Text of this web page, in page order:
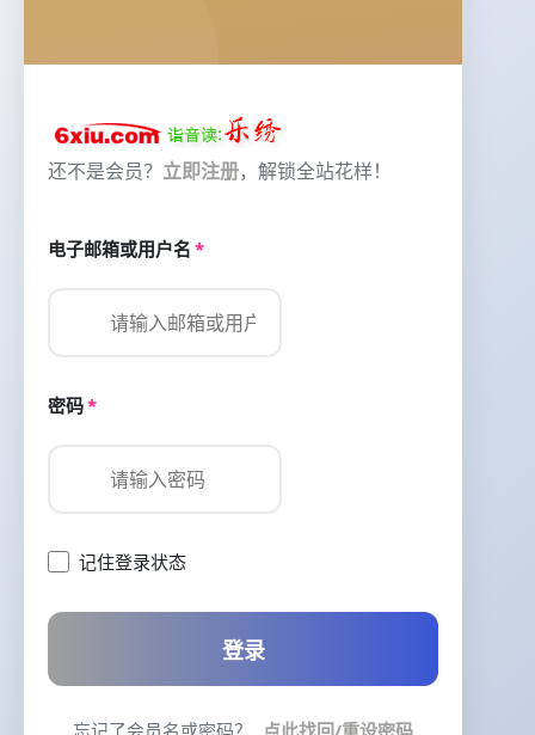
还不是会员？ 立即注册，解锁全站花样！
电子邮箱或用户名 *
密码*
记住登录状态
登录
忘记了会员名或密码？ 点此找回/重设密码